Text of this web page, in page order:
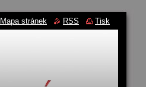
Mapa stránek RSS Tisk